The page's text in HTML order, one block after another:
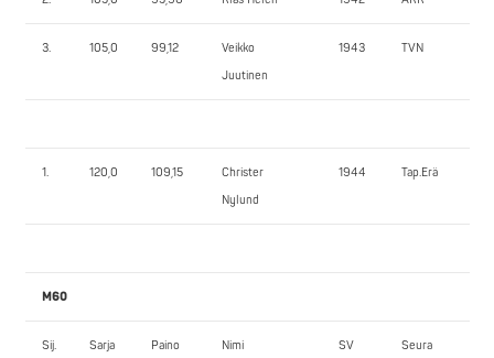
3. 105,0 99,12
Veikko
Juutinen
1943 TVN
1. 120,0 109,15
Christer
Nylund
1944 Tap.Erä
M60
Sij. Sarja Paino Nimi SV Seura